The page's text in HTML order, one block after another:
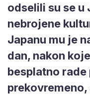
odselili su se u
nebrojene
Japanu mu je
dan, nakon
besplatno rade
prekovremeno,